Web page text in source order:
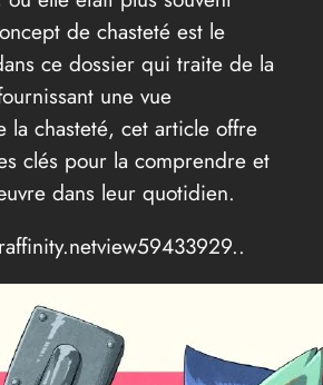
de chasteté est le
ce dossier qui traite de la
une vue
la chasteté, cet article offre
clés pour la comprendre et
dans leur quotidien.